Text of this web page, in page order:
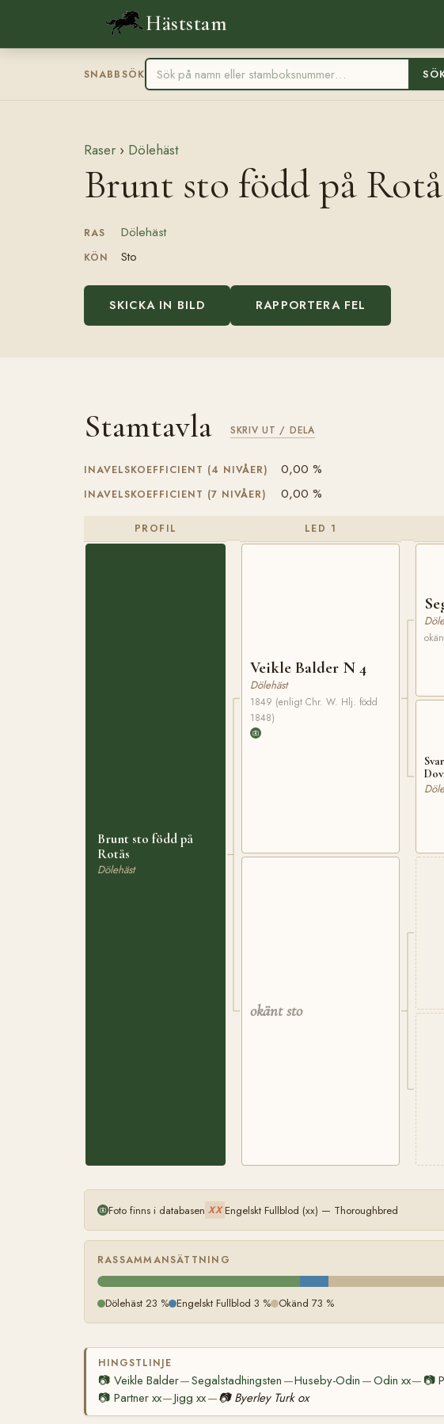
Häststam
SNABBSÖK
Raser › Dölehäst
Brunt sto född på
RAS Dölehäst
KÖN Sto
SKICKA IN BILD RAPPORTERA FEL
Stamtavla SKRIV UT / DELA
INAVELSKOEFFICIENT (4 NIVÅER) 0,00 %
INAVELSKOEFFICIENT (7 NIVÅER) 0,00 %
PROFIL
Brunt sto född på
Rotås
Dölehäst
LED 1
Veikle Balder N 4
Dölehäst
1849 (enligt Chr. W. Hlj. född
1848)
okänt sto
Foto finns i databasen XX Engelskt Fullblod (xx) — Thoroughbred
RASSAMMANSÄTTNING
Dölehäst 23 % Engelskt Fullblod 3 % Okänd 73 %
HINGSTLINJE
📷 Veikle Balder—Segalstadhingsten —Huseby-Odin —Odin xx— 📷
📷 Partner xx—Jigg xx—📷 Byerley Turk ox